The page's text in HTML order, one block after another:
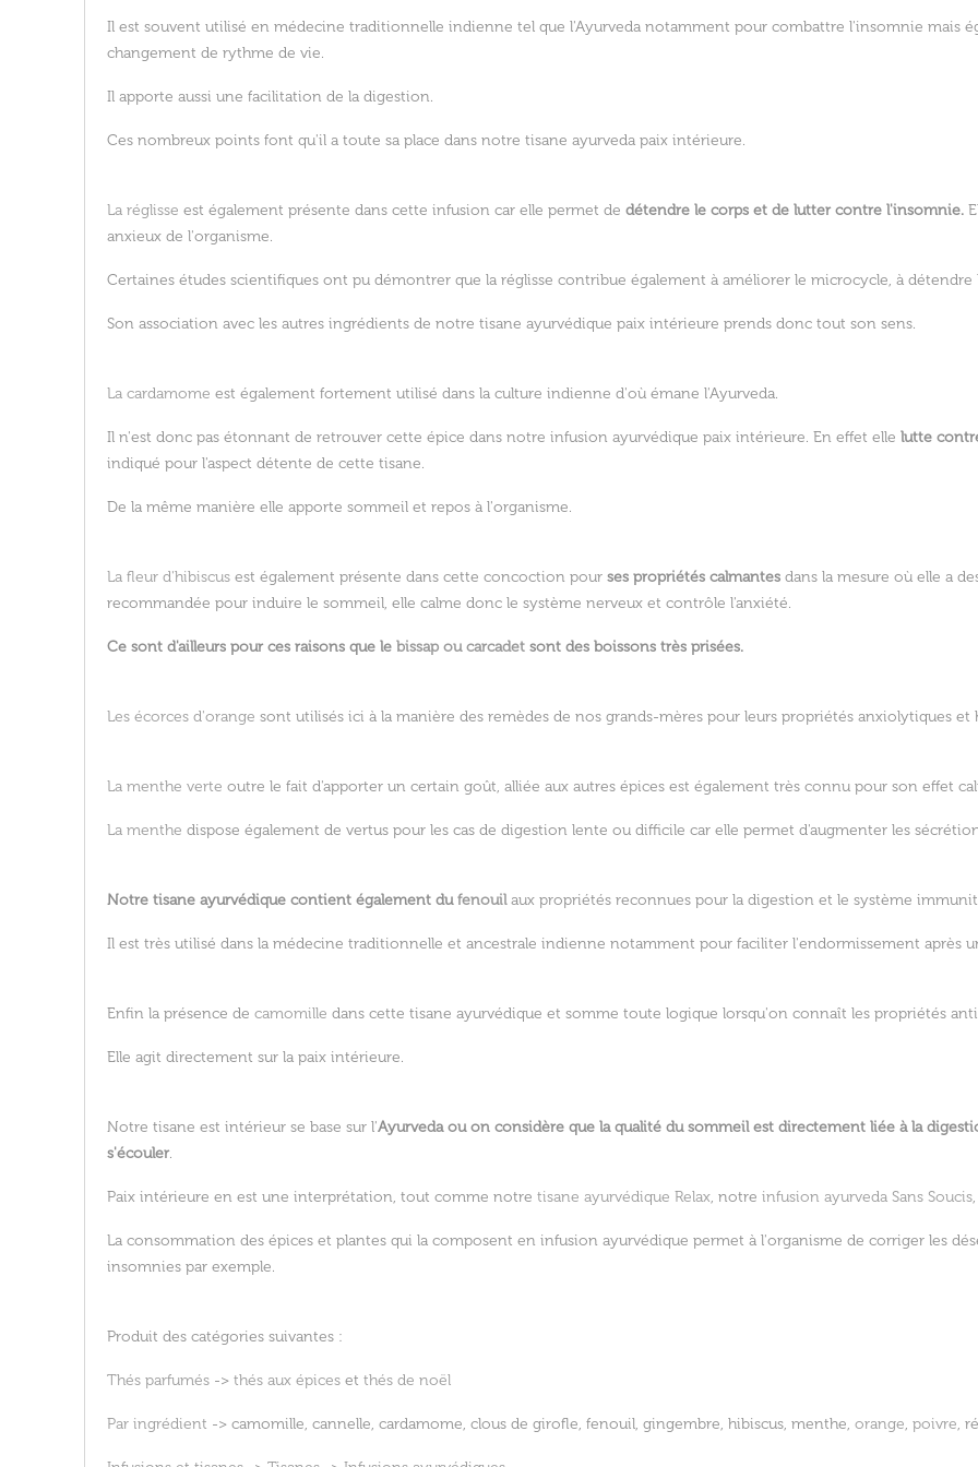
Il est souvent utilisé en médecine traditionnelle indienne tel que l'Ayurveda notamment pour combattre l'insomnie mais
changement de rythme de vie.
Il apporte aussi une facilitation de la digestion.
Ces nombreux points font qu'il a toute sa place dans notre tisane ayurveda paix intérieure.
La réglisse est également présente dans cette infusion car elle permet de détendre le corps et de lutter contre l'insomnie.
anxieux de l'organisme.
Certaines études scientifiques ont pu démontrer que la réglisse contribue également à améliorer le microcycle, à
Son association avec les autres ingrédients de notre tisane ayurvédique paix intérieure prends donc tout son sens.
La cardamome est également fortement utilisé dans la culture indienne d'où émane l'Ayurveda.
Il n'est donc pas étonnant de retrouver cette épice dans notre infusion ayurvédique paix intérieure. En effet elle lutte
indiqué pour l'aspect détente de cette tisane.
De la même manière elle apporte sommeil et repos à l'organisme.
La fleur d'hibiscus est également présente dans cette concoction pour ses propriétés calmantes dans la mesure où elle a
recommandée pour induire le sommeil, elle calme donc le système nerveux et contrôle l'anxiété.
Ce sont d'ailleurs pour ces raisons que le bissap ou carcadet sont des boissons très prisées.
Les écorces d'orange sont utilisés ici à la manière des remèdes de nos grands-mères pour leurs propriétés anxiolytiques et
La menthe verte outre le fait d'apporter un certain goût, alliée aux autres épices est également très connu pour son effet
La menthe dispose également de vertus pour les cas de digestion lente ou difficile car elle permet d'augmenter les
Notre tisane ayurvédique contient également dufenouilaux propriétés reconnues pour la digestion et le système
Il est très utilisé dans la médecine traditionnelle et ancestrale indienne notamment pour faciliter l'endormissement après
Enfin la présence de camomille dans cette tisane ayurvédique et somme toute logique lorsqu'on connaît les propriétés
Elle agit directement sur la paix intérieure.
Notre tisane est intérieur se base sur l'Ayurveda ou on considère que la qualité du sommeil est directement liée à la
s'écouler.
Paix intérieure en est une interprétation, tout comme notre tisane ayurvédique Relax, notre infusion ayurveda Sans Soucis
La consommation des épices et plantes qui la composent en infusion ayurvédique permet à l'organisme de corriger les
insomnies par exemple.
Produit des catégories suivantes :
Thés parfumés -> thés aux épices et thés de noël
Par ingrédient -> camomille, cannelle, cardamome, clous de girofle, fenouil, gingembre, hibiscus, menthe, orange, poivre,